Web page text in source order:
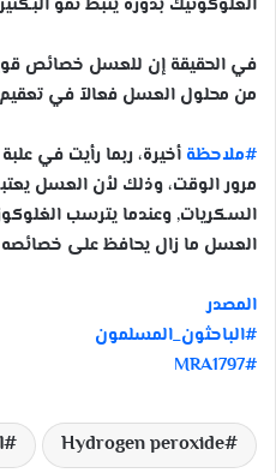
في الحقيقة إن للعسل خصائص
من محلول العسل فعالاً في
#ملاحظة أخيرة، ربما رأيت في
مرور الوقت، وذلك لأن العسل
السكريات, وعندما يترسب
العسل ما زال يحافظ على خصائصه
المصدر
#الباحثون_المسلمون
#MRA1797
Hydrogen peroxide